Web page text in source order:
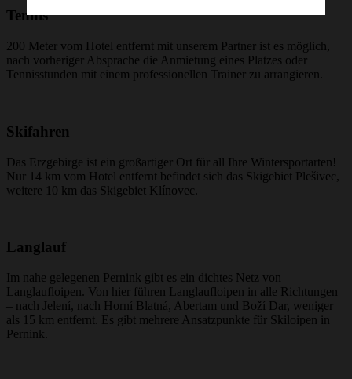
Tennis
200 Meter vom Hotel entfernt mit unserem Partner ist es möglich,
nach vorheriger Absprache die Anmietung eines Platzes oder
Tennisstunden mit einem professionellen Trainer zu arrangieren.
Skifahren
Das Erzgebirge ist ein großartiger Ort für all Ihre Wintersportarten!
Nur 14 km vom Hotel entfernt befindet sich das Skigebiet Plešivec,
weitere 10 km das Skigebiet Klínovec.
Langlauf
Im nahe gelegenen Pernink gibt es ein dichtes Netz von
Langlaufloipen. Von hier führen Langlaufloipen in alle Richtungen
– nach Jelení, nach Horní Blatná, Abertam und Boží Dar, weniger
als 15 km entfernt. Es gibt mehrere Ansatzpunkte für Skiloipen in
Pernink.